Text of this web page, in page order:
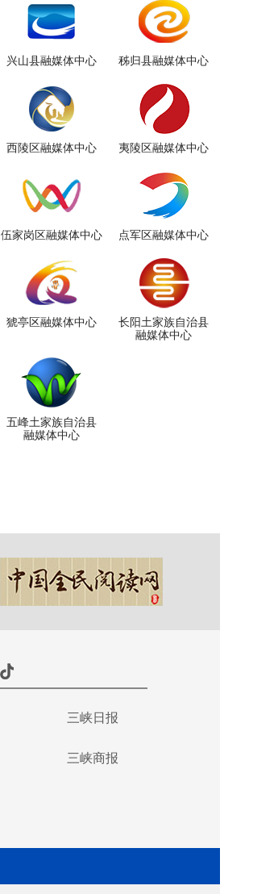
兴山县融媒体中心 秭归县融媒体中心
西陵区融媒体中心 夷陵区融媒体中心
伍家岗区融媒体中心 点军区融媒体中心
猇亭区融媒体中心
长阳土家族自治县
融媒体中心
五峰土家族自治县
融媒体中心
三峡日报
三峡商报